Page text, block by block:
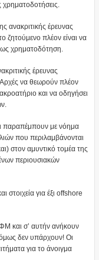
χρηματοδοτήσεις.
ανακριτικής έρευνας
ζητούμενο πλέον είναι να
ως χρηματοδότηση.
έρευνας
Αρχές να θεωρούν πλέον
και να οδηγήσει
παραπέμπουν με νόημα
που περιλαμβάνονται
στον αμυντικό τομέα της
περιουσιακών
στοιχεία για έξι offshore
και σ’ αυτήν ανήκουν
δεν υπάρχουν! Οι
για το άνοιγμα